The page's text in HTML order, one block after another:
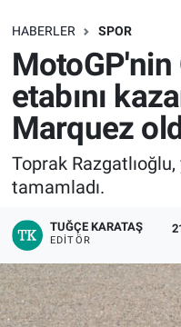
HABERLER SPOR
MotoGP'nin
etabını
Marquez
Toprak Razgatlıoğlu,
tamamladı.
TUĞÇE KARATAŞ
EDITÖR
SAĞLIK
EKONOMİ
EĞİTİM
ÖZEL HABER
Keşfet
ASTROLOJİ
MANŞET